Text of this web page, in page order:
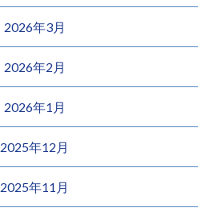
2026年3月
2026年2月
2026年1月
2025年12月
2025年11月